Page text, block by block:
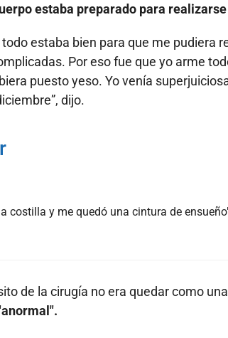
estaba preparado para
estaba bien para que me pudiera
Por eso fue que yo arme
puesto yeso. Yo venía
dijo.
costilla y me quedó una cintura de
de la cirugía no era quedar como